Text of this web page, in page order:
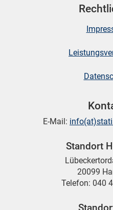
E-Mail:
Standort
20099
Telefon: 040